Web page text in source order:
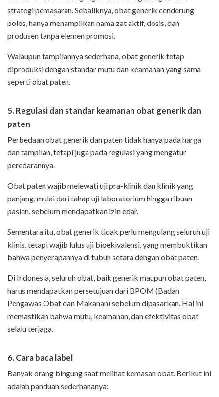
strategi pemasaran. Sebaliknya, obat generik cenderung
polos, hanya menampilkan nama zat aktif, dosis, dan
produsen tanpa elemen promosi.
Walaupun tampilannya sederhana, obat generik tetap
diproduksi dengan standar mutu dan keamanan yang sama
seperti obat paten.
5. Regulasi dan standar keamanan obat generik dan
paten
Perbedaan obat generik dan paten tidak hanya pada harga
dan tampilan, tetapi juga pada regulasi yang mengatur
peredarannya.
Obat paten wajib melewati uji pra-klinik dan klinik yang
panjang, mulai dari tahap uji laboratorium hingga ribuan
pasien, sebelum mendapatkan izin edar.
Sementara itu, obat generik tidak perlu mengulang seluruh uji
klinis, tetapi wajib lulus uji bioekivalensi, yang membuktikan
bahwa penyerapannya di tubuh setara dengan obat paten.
Di Indonesia, seluruh obat, baik generik maupun obat paten,
harus mendapatkan persetujuan dari BPOM (Badan
Pengawas Obat dan Makanan) sebelum dipasarkan. Hal ini
memastikan bahwa mutu, keamanan, dan efektivitas obat
selalu terjaga.
6. Cara baca label
Banyak orang bingung saat melihat kemasan obat. Berikut ini
adalah panduan sederhananya: